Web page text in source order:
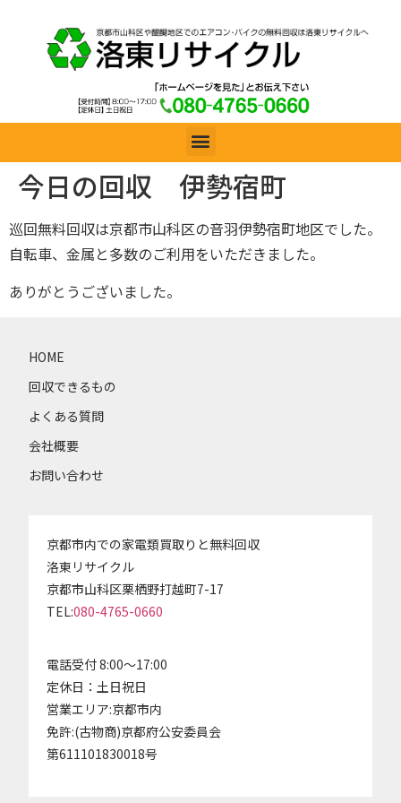
今日の回収 伊勢宿町
巡回無料回収は京都市山科区の音羽伊勢宿町地区でした。
自転車、金属と多数のご利用をいただきました。
ありがとうございました。
HOME
回収できるもの
よくある質問
会社概要
お問い合わせ
京都市内での家電類買取りと無料回収
洛東リサイクル
京都市山科区栗栖野打越町7-17
TEL:080-4765-0660
電話受付 8:00～17:00
定休日：土日祝日
営業エリア:京都市内
免許:(古物商)京都府公安委員会
第611101830018号